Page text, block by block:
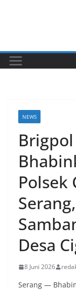
NEWS
Polsek
Desa
8 Juni 2026
Serang —